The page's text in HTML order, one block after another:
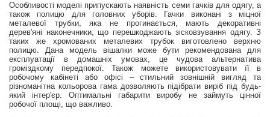
Особливості моделі припускають наявність семи гачків для одягу, а
також полицю для головних уборів. Гачки виконані з міцної
металевої трубки, яка не прогинається, мають декоративні
дерев'яні наконечники, що перешкоджають зісковзування одягу. З
таких же хромованих металевих трубок виготовлено верхню
полицю. Дана модель вішалки може бути рекомендована для
експлуатації в домашніх умовах, це чудова альтернатива
громіздкому передпокої. Також можете використовувати її в
робочому кабінеті або офісі – стильний зовнішній вигляд та
різноманітна кольорова гама дозволяють підібрати виріб під будь-
який інтер'єр. Оптимальні габарити виробу не займуть цінної
робочої площі, що важливо.